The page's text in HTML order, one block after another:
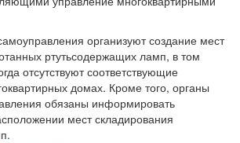
организуют создание мест
ртутьсодержащих ламп, в том
отсутствуют соответствующие
домах. Кроме того, органы
обязаны информировать
мест складирования